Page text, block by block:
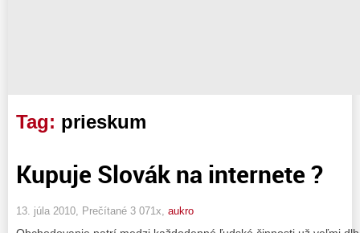
Tag: prieskum
Kupuje Slovák na internete ?
13. júla 2010, Prečítané 3 071x, aukro